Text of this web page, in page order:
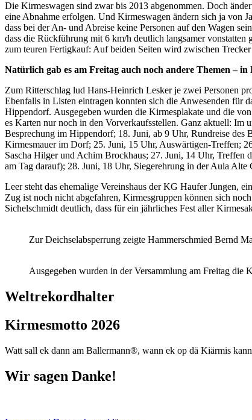
Die Kirmeswagen sind zwar bis 2013 abgenommen. Doch
eine Abnahme erfolgen. Und Kirmeswagen ändern sich ja von
dass bei der An- und Abreise keine Personen auf den Wagen
dass die Rückführung mit 6 km/h deutlich langsamer
zum teuren Fertigkauf: Auf beiden Seiten wird zwischen
Natürlich gab es am Freitag auch noch andere Themen – in
Zum Ritterschlag lud Hans-Heinrich Lesker je zwei Personen
Ebenfalls in Listen eintragen konnten sich die Anwesenden für
Hippendorf. Ausgegeben wurden die Kirmesplakate und die
es Karten nur noch in den Vorverkaufsstellen. Ganz aktuell: Im
Besprechung im Hippendorf; 18. Juni, ab 9 Uhr, Rundreise des
Kirmesmauer im Dorf; 25. Juni, 15 Uhr, Auswärtigen-Treffen;
Sascha Hilger und Achim Brockhaus; 27. Juni, 14 Uhr, Treffen
am Tag darauf); 28. Juni, 18 Uhr, Siegerehrung in der Aula
Leer steht das ehemalige Vereinshaus der KG Haufer Jungen,
Zug ist noch nicht abgefahren, Kirmesgruppen können sich
Sichelschmidt deutlich, dass für ein jährliches Fest aller
Zur Deichselabsperrung zeigte Hammerschmied Bernd
Ausgegeben wurden in der Versammlung am Freitag die
Weltrekordhalter
Kirmesmotto 2026
Watt sall ek dann am Ballermann®, wann ek op dä Kiärmis
Wir sagen Danke!